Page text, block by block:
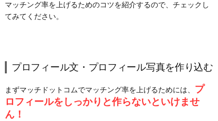
マッチング率を上げるためのコツを紹介するので、チェックし
てみてください。
プロフィール文・プロフィール写真を作り込む
まずマッチドットコムでマッチング率を上げるためには、 プ
ロフィールをしっかりと作らないといけませ
ん！